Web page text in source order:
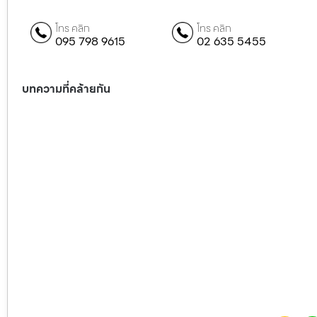
โทร คลิก
095 798 9615
โทร คลิก
02 635 5455
บทความที่คล้ายกัน